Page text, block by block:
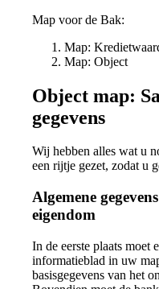
Map voor de Bak:
Map:
Map: Object
Object map:
gegevens
Wij hebben alles wat u
een rijtje gezet, zodat u
Algemene
eigendom
In de eerste plaats moet
informatieblad in uw
basisgegevens van het